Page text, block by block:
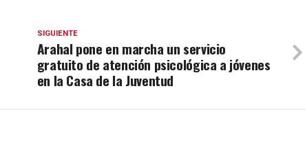
SIGUIENTE
Arahal pone en marcha un servicio
gratuito de atención psicológica a jóvenes
en la Casa de la Juventud